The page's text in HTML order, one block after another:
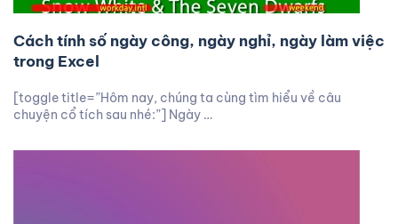
Cách tính số ngày công, ngày nghỉ, ngày làm việc
trong Excel
[toggle title=”Hôm nay, chúng ta cùng tìm hiểu về câu
chuyện cổ tích sau nhé:”] Ngày …